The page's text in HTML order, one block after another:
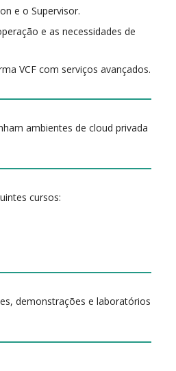
e o Supervisor.
e as necessidades de
VCF com serviços avançados.
ambientes de cloud privada
cursos:
demonstrações e laboratórios